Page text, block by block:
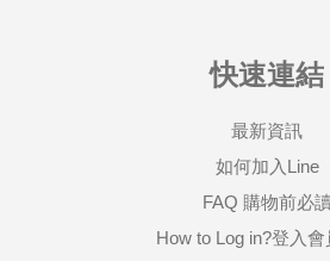
快速連結
最新資訊
如何加入Line
FAQ 購物前必
How to Log in?登入會